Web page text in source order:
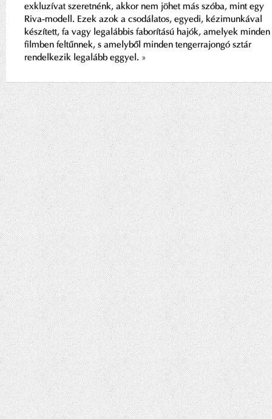
exkluzívat szeretnénk, akkor nem jöhet más szóba, mint egy
Riva-modell. Ezek azok a csodálatos, egyedi, kézimunkával
készített, fa vagy legalábbis faborítású hajók, amelyek minden
filmben feltűnnek, s amelyből minden tengerrajongó sztár
rendelkezik legalább eggyel. »